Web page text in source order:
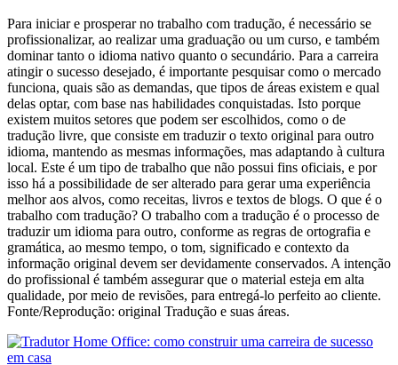
Para iniciar e prosperar no trabalho com tradução, é necessário se
profissionalizar, ao realizar uma graduação ou um curso, e também
dominar tanto o idioma nativo quanto o secundário. Para a carreira
atingir o sucesso desejado, é importante pesquisar como o mercado
funciona, quais são as demandas, que tipos de áreas existem e qual
delas optar, com base nas habilidades conquistadas. Isto porque
existem muitos setores que podem ser escolhidos, como o de
tradução livre, que consiste em traduzir o texto original para outro
idioma, mantendo as mesmas informações, mas adaptando à cultura
local. Este é um tipo de trabalho que não possui fins oficiais, e por
isso há a possibilidade de ser alterado para gerar uma experiência
melhor aos alvos, como receitas, livros e textos de blogs. O que é o
trabalho com tradução? O trabalho com a tradução é o processo de
traduzir um idioma para outro, conforme as regras de ortografia e
gramática, ao mesmo tempo, o tom, significado e contexto da
informação original devem ser devidamente conservados. A intenção
do profissional é também assegurar que o material esteja em alta
qualidade, por meio de revisões, para entregá-lo perfeito ao cliente.
Fonte/Reprodução: original Tradução e suas áreas.